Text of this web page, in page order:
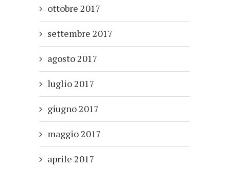
ottobre 2017
settembre 2017
agosto 2017
luglio 2017
giugno 2017
maggio 2017
aprile 2017